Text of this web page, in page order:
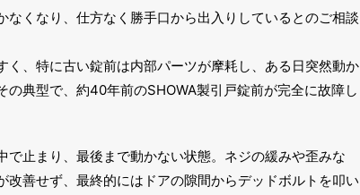
くなり、仕方なく勝手口から出入りしているとのご相談
く、特に古い錠前は内部パーツが摩耗し、ある日突然動か
の典型で、約40年前のSHOWA製引戸錠前が完全に故障し
止まり、最後まで動かない状態。ネジの緩みや歪みな
改善せず、最終的にはドアの隙間からデッドボルトを叩い